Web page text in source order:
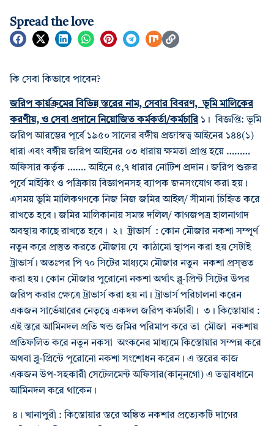
Spread the love
কি সেবা কিভাবে পাবেন?
জরিপ কার্য়ক্রমের বিভিন্ন স্তরের নাম, সেবার বিবরণ, ভূমি মালিকের
করণীয়, ও সেবা প্রদানে নিয়োজিত কর্মকর্তা/কর্মচারি১। বিজ্ঞপ্তি: ভূমি
জরিপ আরম্ভের পূর্বে ১৯৫০ সালের বঙ্গীয় প্রজাস্বত্ব আইনের ১৪৪(১)
ধারা এবং বঙ্গীয় জরিপ আইনের ০৩ ধারায় ক্ষমতা প্রাপ্ত হয়ে ………
অফিসার কর্তৃক ……. আইনে ৫,৭ ধারার নোটিশ প্রদান। জরিপ শুরুর
পূর্বে মাইকিং ও পত্রিকায় বিজ্ঞাপনসহ ব্যাপক জনসংযোগ করা হয়।
এসময় ভূমি মালিকগণকে নিজ নিজ জমির আইল/ সীমানা চিহ্নিত করে
রাখতে হবে। জমির মালিকানায় সমস্ত দলিল/ কাগজপত্র হালনাগাদ
অবস্থায় কাছে রাখতে হবে। ২। ট্রাভার্স : কোন মৌজার নকশা সম্পূর্ণ
নতুন করে প্রস্তুত করতে মৌজায় যে কাঠামো স্থাপন করা হয় সেটাই
ট্রাভার্স। অতঃপর পি ৭০ সিটের মাধ্যমে মৌজার নতুন নকশা প্রস্ত্তত
করা হয়। কোন মৌজার পুরোনো নকশা অর্থাৎ ব্লু-প্রিন্ট সিটের উপর
জরিপ করার ক্ষেত্রে ট্রাভার্স করা হয় না। ট্রাভার্স পরিচালনা করেন
একজন সার্ভেয়ারের নেতৃত্বে একদল জরিপ কর্মচারী। ৩। কিস্তোয়ার :
এই স্তরে আমিনদল প্রতি খন্ড জমির পরিমাপ করে তা মৌজা নকশায়
প্রতিফলিত করে নতুন নকসা অংকনের মাধ্যমে কিস্তোয়ার সম্পন্ন করে
অথবা ব্লু-প্রিন্টে পুরোনো নকশা সংশোধন করেন। এ স্তরের কাজ
একজন উপ-সহকারী সেটেলমেন্ট অফিসার(কানুনগো) এ তত্বাবধানে
আমিনদল করে থাকেন।
৪। খানাপুরী : কিস্তোয়ার স্তরে অঙ্কিত নকশার প্রত্যেকটি দাগের